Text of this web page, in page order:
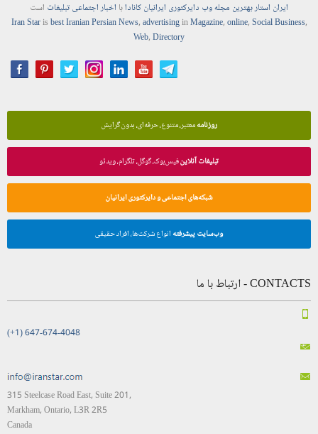
ایران استاربهترین مجلهوب دایرکتوری ایرانیان کانادابا اخباراجتماعیتبلیغات است
Iran Starisbest Iranian PersianNews,advertisinginMagazine,online,Social Business,
Web,Directory
روزنامهمعتبر، متنوع، حرفه‌ای، بدون گرایش
تبلیغات آنلاینفیس‌بوک، گوگل، تلگرام، ویدئو
شبکه‌های اجتماعی و دایرکتوری ایرانیان
وب‌سایت پیشرفته انواع شرکت‌ها، افراد حقیقی
CONTACTS - ارتباط با ما
(+1) 647-674-4048
315 Steelcase Road East, Suite 201,
Markham, Ontario, L3R 2R5
Canada